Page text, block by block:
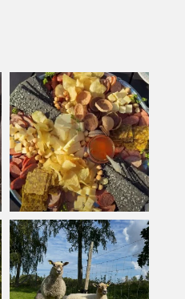
kullanslycka
Jul 29
kullanslycka
Jul 12